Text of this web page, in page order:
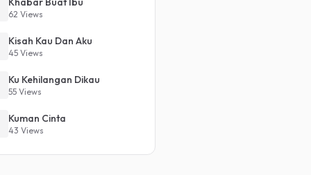
62 Views
Kisah Kau Dan Aku
45 Views
Ku Kehilangan Dikau
55 Views
Kuman Cinta
43 Views